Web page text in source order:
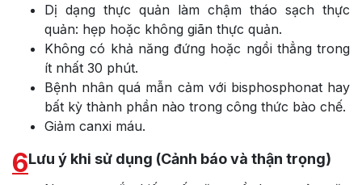
Dị dạng thực quản làm chậm tháo sạch thực
quản: hẹp hoặc không giãn thực quản.
Không có khả năng đứng hoặc ngồi thẳng trong
ít nhất 30 phút.
Bệnh nhân quá mẫn cảm với bisphosphonat hay
bất kỳ thành phần nào trong công thức bào chế.
Giảm canxi máu.
6Lưu ý khi sử dụng (Cảnh báo và thận trọng)